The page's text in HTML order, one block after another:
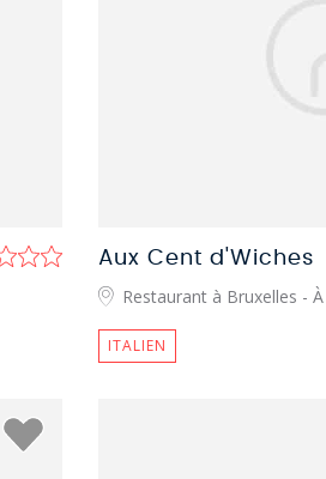
Aux Cent d'Wiches
Restaurant à Bruxelles -
ITALIEN